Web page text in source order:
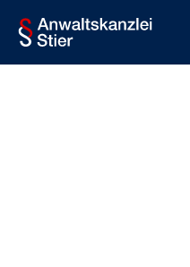
Richtig reagieren
Möglichkeiten